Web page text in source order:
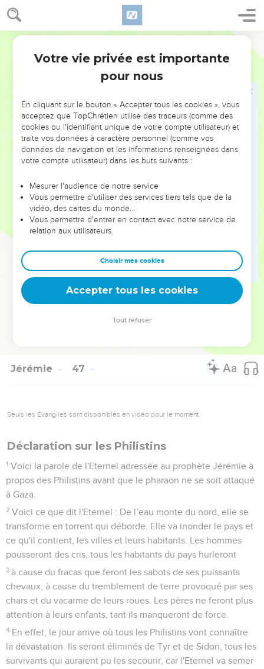
Jérémie 46
ne peut pas les compter.
La fille de l'Egypte est couverte de honte, elle est livrée
entre les mains du peuple du nord.
L'Eternel, le maître de l’univers, le Dieu d'Israël, a dit : Je
vais intervenir contre le dieu Amon de No, contre le pharaon,
l'Egypte, ses dieux et ses rois, contre le pharaon et ceux qui
ont placé leur confiance en lui.
Je les livrerai entre les mains de ceux qui en veulent à
leur vie, entre les mains de Nebucadnetsar, roi de Babylone,
et de ses serviteurs. Cependant, après cela, l'Egypte
retrouvera sa situation passée, déclare l'Eternel.
Israël délivré
Quant à toi, mon serviteur Jacob, n’aie pas peur ! Ne te
laisse pas effrayer, Israël ! En effet, je vais te délivrer de la
elle est déportée. Jacob reviendra pour connaître la
tranquillité et la sécurité. Plus personne ne l’inquiétera.
Toi, mon serviteur Jacob, n’aie pas peur, déclare l'Eternel.
En effet, je suis moi-même avec toi. J'exterminerai toutes les
nations où je t'ai dispersé, mais toi, je ne t'exterminerai pas.
Jérémie 47
Seuls les Évangiles sont disponibles en vidéo pour le moment.
Déclaration sur les Philistins
1 Voici la parole de l'Eternel adressée au prophète Jérémie à
propos des Philistins avant que le pharaon ne se soit attaqué
à Gaza.
2 Voici ce que dit l'Eternel : De l’eau monte du nord, elle se
transforme en torrent qui déborde. Elle va inonder le pays et
ce qu'il contient, les villes et leurs habitants. Les hommes
pousseront des cris, tous les habitants du pays hurleront
3 à cause du fracas que feront les sabots de ses puissants
chevaux, à cause du tremblement de terre provoqué par ses
chars et du vacarme de leurs roues. Les pères ne feront plus
attention à leurs enfants, tant ils manqueront de force.
4 En effet, le jour arrive où tous les Philistins vont connaître
la dévastation. Ils seront éliminés de Tyr et de Sidon, tous les
survivants qui auraient pu les secourir, car l'Eternel va semer
Votre vie privée est importante
pour nous
En cliquant sur le bouton « Accepter tous les cookies », vous
acceptez que TopChrétien utilise des traceurs (comme des
cookies ou l'identifiant unique de votre compte utilisateur) et
traite vos données à caractère personnel (comme vos
données de navigation et les informations renseignées dans
votre compte utilisateur) dans les buts suivants :
Mesurer l'audience de notre service
Vous permettre d'utiliser des services tiers tels que de la
vidéo, des cartes du monde…
Vous permettre d'entrer en contact avec notre service de
relation aux utilisateurs.
Choisir mes cookies
Accepter tous les cookies
Tout refuser